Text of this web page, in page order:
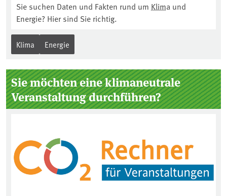
Sie suchen Daten und Fakten rund um Klima und
Energie? Hier sind Sie richtig.
Klima Energie
Sie möchten eine klimaneutrale
Veranstaltung durchführen?